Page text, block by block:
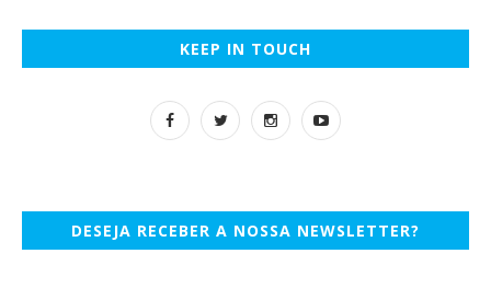
KEEP IN TOUCH
DESEJA RECEBER A NOSSA NEWSLETTER?